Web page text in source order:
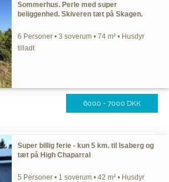
Sommerhus. Perle med super
beliggenhed. Skiveren tæt på Skagen.
6 Personer • 3 soverum • 74 m² • Husdyr
tilladt
6000 - 7000 DKK
Super billig ferie - kun 5 km. til Isaberg og
tæt på High Chaparral
5 Personer • 1 soverum • 42 m² • Husdyr